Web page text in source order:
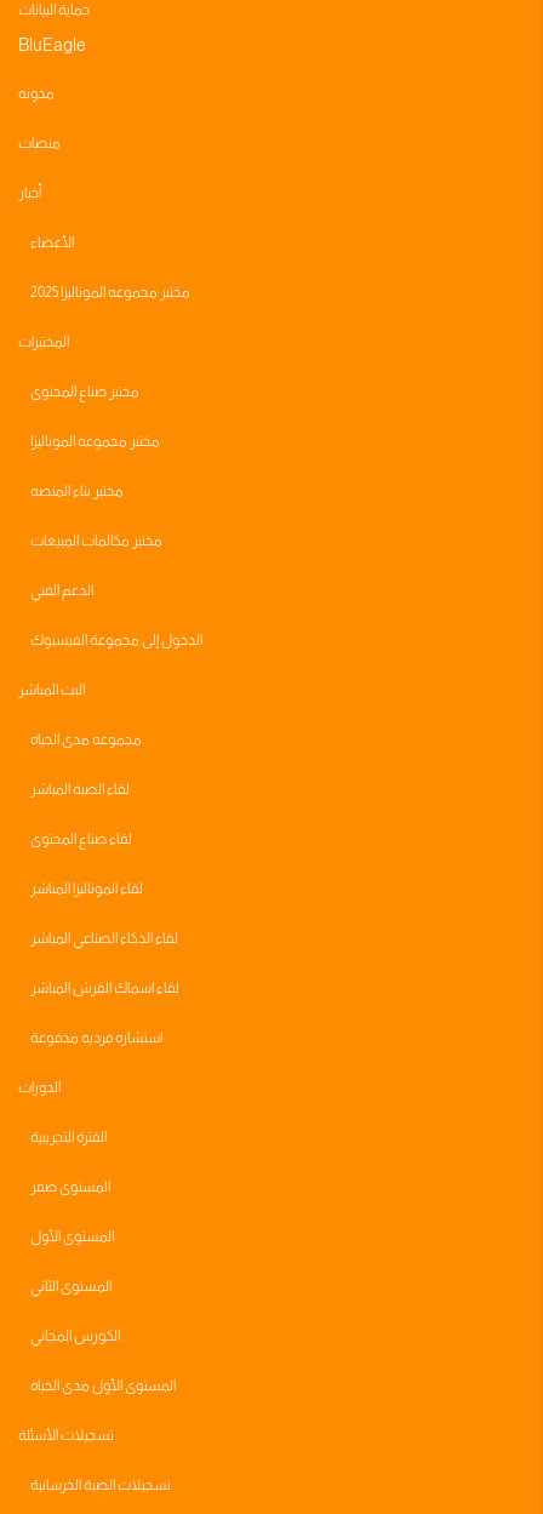
حماية البيانات
BluEagle
مدونه
منصات
أخبار
الأعضاء
مختبر مجموعه الموناليزا 2025
المختبرات
مختبر صناع المحتوى
مختبر مجموعه الموناليزا
مختبر بناء المنصه
مختبر مكالمات المبيعات
الدعم الفني
الدخول إلى مجموعة الفيسبوك
البث المباشر
مجموعه مدى الحياه
لقاء الصبة المباشر
لقاء صناع المحتوى
لقاء الموناليزا المباشر
لقاء الذكاء الصناعي المباشر
لقاء اسماك القرش المباشر
استشاره فرديه مدفوعة
الدورات
الفترة التجريبية
المستوى صفر
المستوى الأول
المستوى الثاني
الكورس المجاني
المستوى الأول مدى الحياه
تسجيلات الأسئلة
تسجيلات الصبة الخرسانية